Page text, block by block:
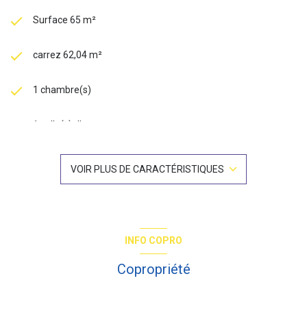
Surface 65 m²
carrez 62,04 m²
1 chambre(s)
1 salle(s) d'eau
Chauffage individuel : radiateur (gaz)
exposition Nord-Sud
VOIR PLUS DE CARACTÉRISTIQUES
INFO COPRO
Copropriété